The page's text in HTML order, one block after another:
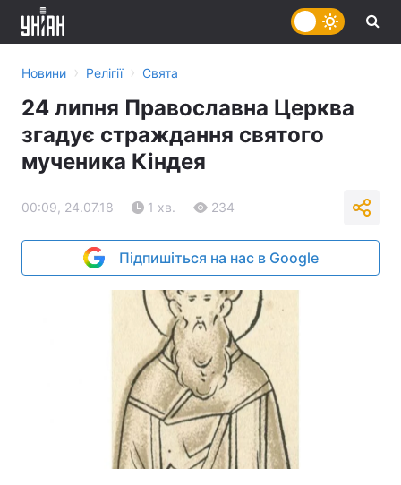
Новини › Релігії › Свята
24 липня Православна Церква
згадує страждання святого
мученика Кіндея
00:09, 24.07.18 1 хв. 234
Підпишіться на нас в Google